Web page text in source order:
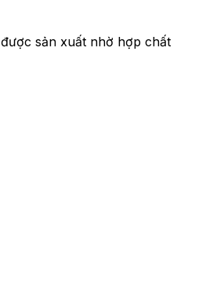
được sản xuất nhờ hợp chất